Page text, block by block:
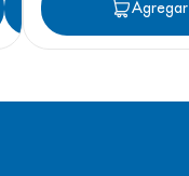
AgregarAgregar